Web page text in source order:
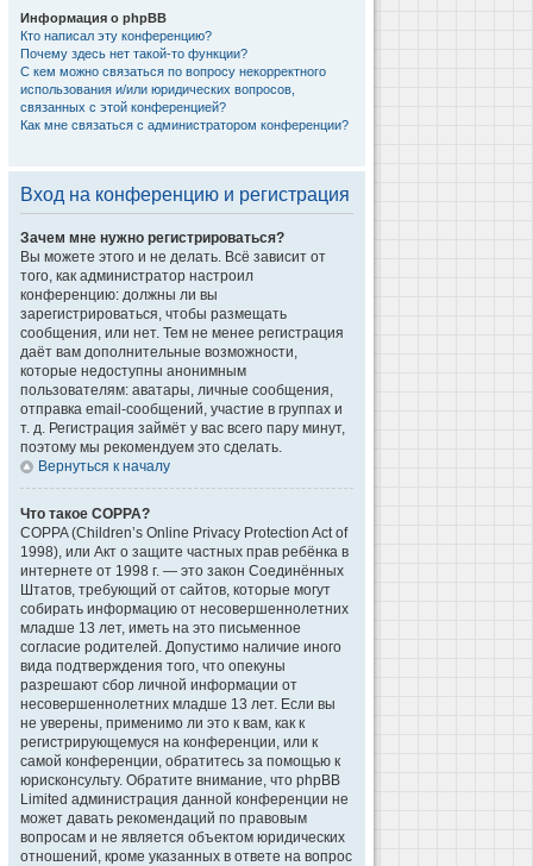
Информация о phpBB
Кто написал эту конференцию?
Почему здесь нет такой-то функции?
С кем можно связаться по вопросу некорректного
использования и/или юридических вопросов,
связанных с этой конференцией?
Как мне связаться с администратором конференции?
Вход на конференцию и регистрация
Зачем мне нужно регистрироваться?
Вы можете этого и не делать. Всё зависит от
того, как администратор настроил
конференцию: должны ли вы
зарегистрироваться, чтобы размещать
сообщения, или нет. Тем не менее регистрация
даёт вам дополнительные возможности,
которые недоступны анонимным
пользователям: аватары, личные сообщения,
отправка email-сообщений, участие в группах и
т. д. Регистрация займёт у вас всего пару минут,
поэтому мы рекомендуем это сделать.
Вернуться к началу
Что такое COPPA?
COPPA (Children’s Online Privacy Protection Act of
1998), или Акт о защите частных прав ребёнка в
интернете от 1998 г. — это закон Соединённых
Штатов, требующий от сайтов, которые могут
собирать информацию от несовершеннолетних
младше 13 лет, иметь на это письменное
согласие родителей. Допустимо наличие иного
вида подтверждения того, что опекуны
разрешают сбор личной информации от
несовершеннолетних младше 13 лет. Если вы
не уверены, применимо ли это к вам, как к
регистрирующемуся на конференции, или к
самой конференции, обратитесь за помощью к
юрисконсульту. Обратите внимание, что phpBB
Limited администрация данной конференции не
может давать рекомендаций по правовым
вопросам и не является объектом юридических
отношений, кроме указанных в ответе на вопрос